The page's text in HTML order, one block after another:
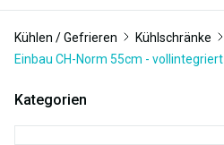
Kühlen / Gefrieren
Kühlschränke
Einbau CH-Norm 55cm - vollintegriert
Kategorien